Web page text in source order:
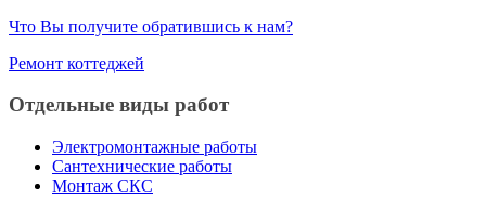
Что Вы получите обратившись к нам?
Ремонт коттеджей
Отдельные виды работ
Электромонтажные работы
Сантехнические работы
Монтаж СКС